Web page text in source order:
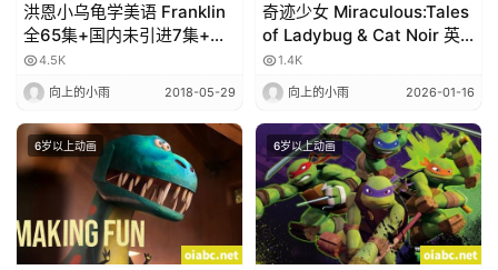
洪恩小乌龟学美语 Franklin
全65集+国内未引进7集+文
本+MP3，多数有英文字幕
4.5K
向上的小雨 2018-05-29
奇迹少女 Miraculous:Tales
of Ladybug & Cat Noir 英
文版第4季全26集高清
1080P
1.4K
向上的小雨 2026-01-16
6岁以上动画 6岁以上动画